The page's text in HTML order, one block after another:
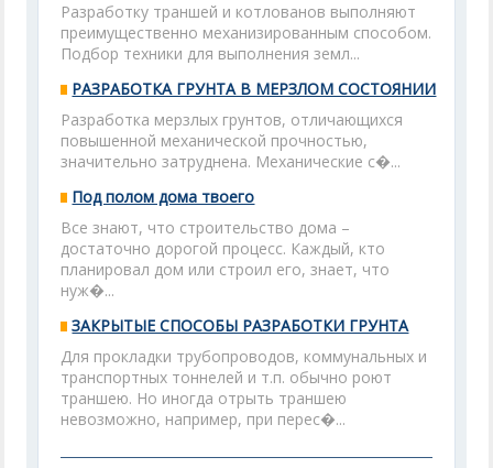
Разработку траншей и котлованов выполняют
преимущественно механизированным способом.
Подбор техники для выполнения земл...
РАЗРАБОТКА ГРУНТА В МЕРЗЛОМ СОСТОЯНИИ
Разработка мерзлых грунтов, отличающихся
повышенной механической прочностью,
значительно затруднена. Механические с�...
Под полом дома твоего
Все знают, что строительство дома –
достаточно дорогой процесс. Каждый, кто
планировал дом или строил его, знает, что
нуж�...
ЗАКРЫТЫЕ СПОСОБЫ РАЗРАБОТКИ ГРУНТА
Для прокладки трубопроводов, коммунальных и
транспортных тоннелей и т.п. обычно роют
траншею. Но иногда отрыть траншею
невозможно, например, при перес�...